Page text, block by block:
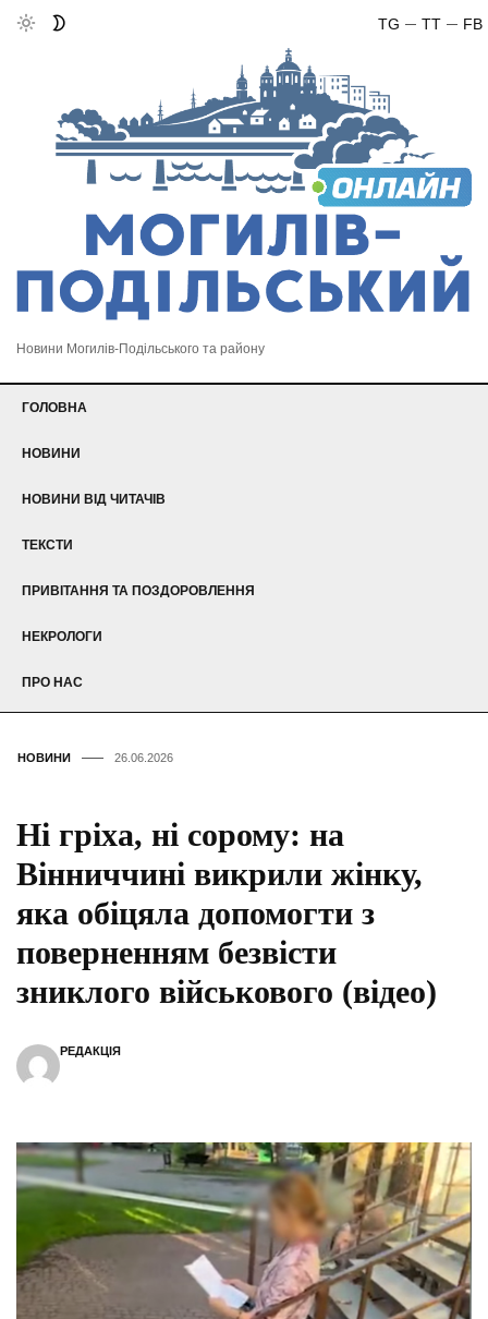
FB
TT
TG
Новини Могилів-Подільського та району
ГОЛОВНА
НОВИНИ
НОВИНИ ВІД ЧИТАЧІВ
ТЕКСТИ
ПРИВІТАННЯ ТА ПОЗДОРОВЛЕННЯ
НЕКРОЛОГИ
ПРО НАС
НОВИНИ 26.06.2026
Ні гріха, ні сорому: на
Вінниччині викрили жінку,
яка обіцяла допомогти з
поверненням безвісти
зниклого військового (відео)
РЕДАКЦІЯ